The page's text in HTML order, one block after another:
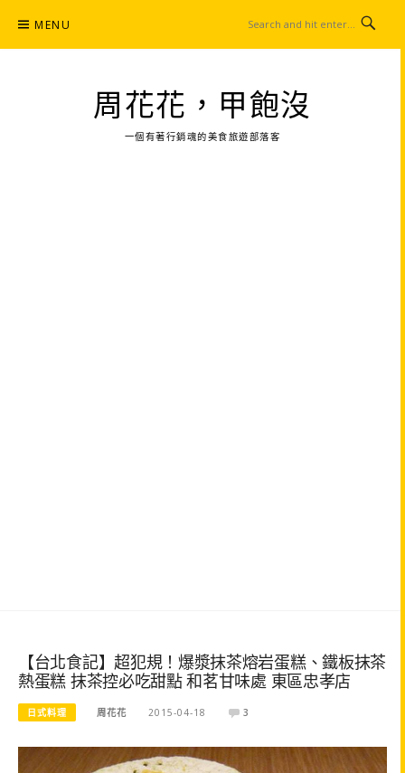
content
MENU
周花花，甲飽沒
一個有著行銷魂的美食旅遊部落客
【台北食記】超犯規！爆漿抹茶熔岩蛋糕、鐵板抹茶
熱蛋糕 抹茶控必吃甜點 和茗甘味處 東區忠孝店
日式料理 周花花 2015-04-18 3